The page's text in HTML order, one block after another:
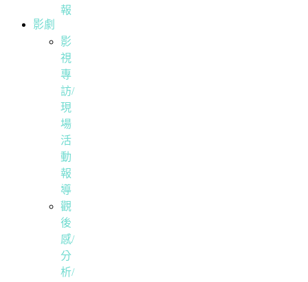
報
影劇
影
視
專
訪/
現
場
活
動
報
導
觀
後
感/
分
析/